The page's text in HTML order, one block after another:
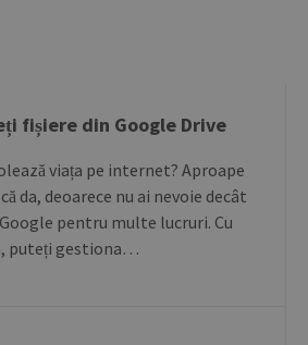
fișiere din Google Drive
viața pe internet? Aproape
da, deoarece nu ai nevoie decât
pentru multe lucruri. Cu
puteți gestiona…